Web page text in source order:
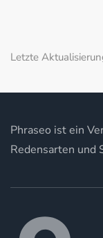
Letzte
Phraseo ist ein
Redensarten und